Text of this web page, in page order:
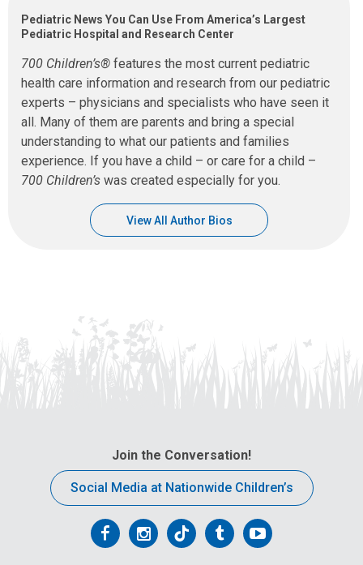
Pediatric News You Can Use From America’s Largest
Pediatric Hospital and Research Center
700 Children’s® features the most current pediatric
health care information and research from our pediatric
experts – physicians and specialists who have seen it
all. Many of them are parents and bring a special
understanding to what our patients and families
experience. If you have a child – or care for a child –
700 Children’s was created especially for you.
View All Author Bios
Join the Conversation!
Social Media at Nationwide Children’s
FollowFollowFollowFollowFollow